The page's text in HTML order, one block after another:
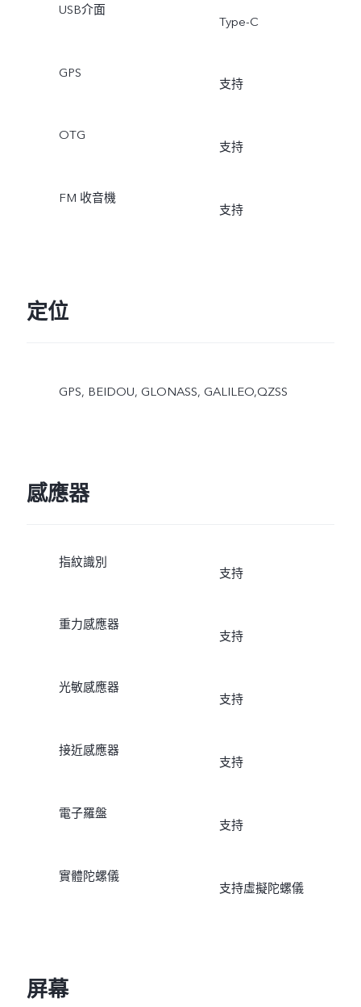
USB介面
Type-C
GPS
支持
OTG
支持
FM 收音機
支持
定位
GPS, BEIDOU, GLONASS, GALILEO,QZSS
感應器
指紋識別
支持
重力感應器
支持
光敏感應器
支持
接近感應器
支持
電子羅盤
支持
實體陀螺儀
支持虛擬陀螺儀
屏幕